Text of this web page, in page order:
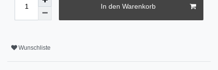
In den Warenkorb
Wunschliste